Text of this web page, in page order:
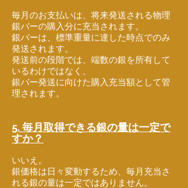
毎月のお支払いは、将来発送される物理
銀バーの購入分に充当されます。
銀バーは、標準重量に達した時点でのみ
発送されます。
発送前の段階では、端数の銀を所有して
いるわけではなく、
銀バー発送に向けた購入充当額として管
理されます。
5. 毎月取得できる銀の量は一定で
すか？
いいえ。
銀価格は日々変動するため、毎月充当さ
れる銀の量は一定ではありません。